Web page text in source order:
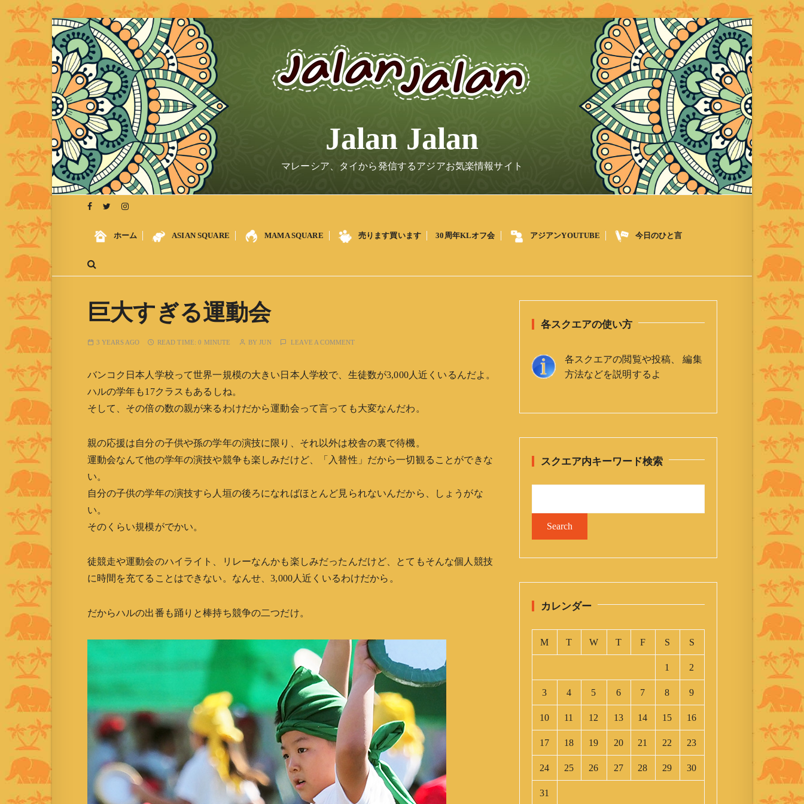
S
k
i
p
t
o
c
o
n
e
n
Jalan Jalan
マレーシア、タイから発信するアジアお気楽情報サイト
ホーム ASIAN SQUARE MAMA SQUARE 売ります買います 30周年KLオフ会 アジアンYOUTUBE 今日のひと言
巨大すぎる運動会
3 YEARS AGO READ TIME:0 MINUTE BYJUN LEAVE A COMMENT
バンコク日本人学校って世界一規模の大きい日本人学校で、生徒数が3,000人近くいるんだよ。
ハルの学年も17クラスもあるしね。
そして、その倍の数の親が来るわけだから運動会って言っても大変なんだわ。
親の応援は自分の子供や孫の学年の演技に限り、それ以外は校舎の裏で待機。
運動会なんて他の学年の演技や競争も楽しみだけど、「入替性」だから一切観ることができな
い。
自分の子供の学年の演技すら人垣の後ろになればほとんど見られないんだから、しょうがな
い。
そのくらい規模がでかい。
徒競走や運動会のハイライト、リレーなんかも楽しみだったんだけど、とてもそんな個人競技
に時間を充てることはできない。なんせ、3,000人近くいるわけだから。
だからハルの出番も踊りと棒持ち競争の二つだけ。
各スクエアの使い方
各スクエアの閲覧や投稿、 編集
方法などを説明するよ
スクエア内キーワード検索
カレンダー
M T W T F S S
1 2
3 4 5 6 7 8 9
10 11 12 13 14 15 16
17 18 19 20 21 22 23
24 25 26 27 28 29 30
31